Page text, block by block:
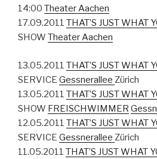
14:00 Theater Aachen
17.09.2011 THAT’S JUST WHAT
SHOW Theater Aachen
13.05.2011 THAT’S JUST WHAT
SERVICE Gessnerallee Zürich
13.05.2011 THAT’S JUST WHAT
SHOW FREISCHWIMMER
12.05.2011 THAT’S JUST WHAT
SERVICE Gessnerallee Zürich
11.05.2011 THAT’S JUST WHAT